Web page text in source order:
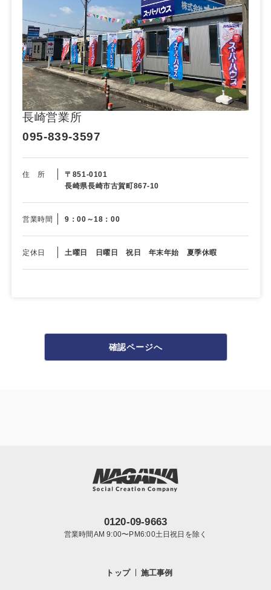
長崎営業所
095-839-3597
住 所
〒851-0101
長崎県長崎市古賀町867-10
営業時間 9：00～18：00
定休日 土曜日 日曜日 祝日 年末年始 夏季休暇
確認ページへ
0120-09-9663
営業時間AM 9:00〜PM6:00土日祝日を除く
トップ 施工事例